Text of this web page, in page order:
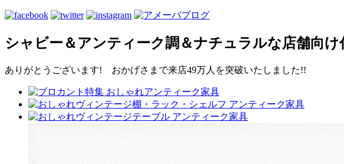
シャビー＆アンティーク調＆ナチュラルな店舗向
ありがとうございます! おかげさまで来店49万人を突破いたしました!!